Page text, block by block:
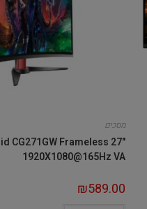
מסכים
CG271GW Frameless 27"
1920X1080@165Hz VA
₪589.00